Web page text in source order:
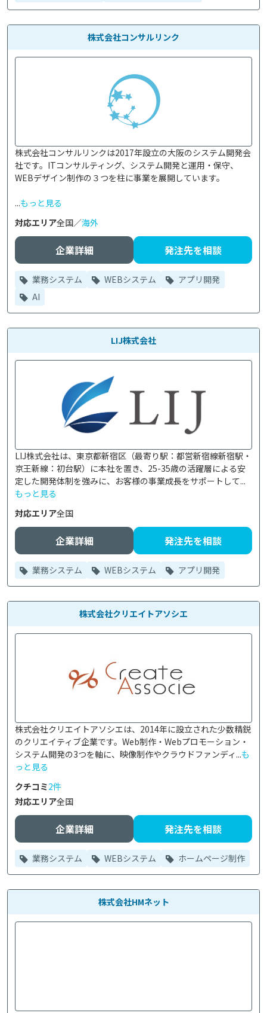
株式会社コンサルリンク
株式会社コンサルリンクは2017年設立の大阪のシステム開発会
社です。ITコンサルティング、システム開発と運用・保守、
WEBデザイン制作の３つを柱に事業を展開しています。
...もっと見る
対応エリア全国／海外
企業詳細 発注先を相談
業務システム WEBシステム
アプリ開発
AI
LIJ株式会社
LIJ株式会社は、東京都新宿区（最寄り駅：都営新宿線新宿駅・
京王新線：初台駅）に本社を置き、25-35歳の活躍層による安
定した開発体制を強みに、お客様の事業成長をサポートして...
もっと見る
対応エリア全国
企業詳細 発注先を相談
業務システム WEBシステム アプリ開発
株式会社クリエイトアソシエ
株式会社クリエイトアソシエは、2014年に設立された少数精鋭
のクリエイティブ企業です。Web制作・Webプロモーション・
システム開発の3つを軸に、映像制作やクラウドファンディ...も
っと見る
クチコミ2件
対応エリア全国
企業詳細 発注先を相談
業務システム WEBシステム ホームページ制作
株式会社HMネット